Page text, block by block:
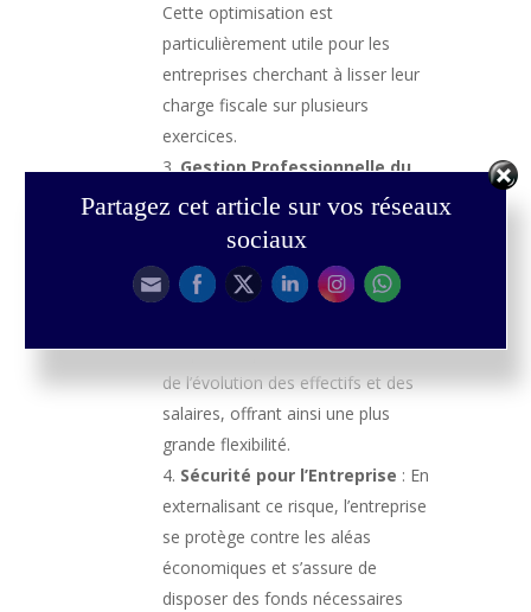
Cette optimisation est
particulièrement utile pour les
entreprises cherchant à lisser leur
charge fiscale sur plusieurs
exercices.
Gestion Professionnelle du
Passif Social : Les assureurs
spécialisés dans les IFC disposent
ce passif social de manière
adapter les provisions en fonction
de l’évolution des effectifs et des
salaires, offrant ainsi une plus
grande flexibilité.
Sécurité pour l’Entreprise : En
externalisant ce risque, l’entreprise
se protège contre les aléas
économiques et s’assure de
disposer des fonds nécessaires
Partagez cet article sur vos réseaux
sociaux